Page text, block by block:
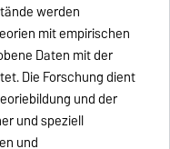
werden
mit empirischen
Daten mit der
Die Forschung dient
und der
und speziell
und